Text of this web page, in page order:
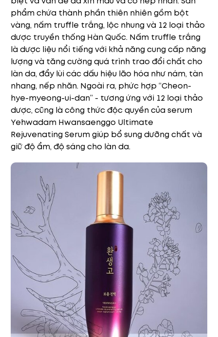
phẩm chứa thành phần thiên nhiên gồm bột
vàng, nấm truffle trắng, lộc nhung và 12 loại thảo
dược truyền thống Hàn Quốc. Nấm truffle trắng
là dược liệu nổi tiếng với khả năng cung cấp năng
lượng và tăng cường quá trình trao đổi chất cho
làn da, đẩy lùi các dấu hiệu lão hóa như nám, tàn
nhang, nếp nhăn. Ngoài ra, phức hợp “Cheon-
hye-myeong-ui-dan” - tương ứng với 12 loại thảo
dược, cũng là công thức độc quyền của serum
Yehwadam Hwansaenggo Ultimate
Rejuvenating Serum giúp bổ sung dưỡng chất và
giữ độ ẩm, độ sáng cho làn da.